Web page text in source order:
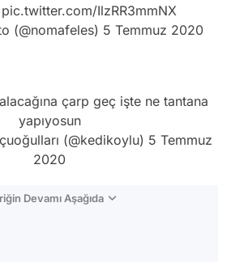
pic.twitter.com/IlzRR3mmNX
(@nomafeles) 5 Temmuz 2020
çarp geç işte ne tantana
yapıyosun
(@kedikoylu) 5 Temmuz
2020
Devamı Aşağıda